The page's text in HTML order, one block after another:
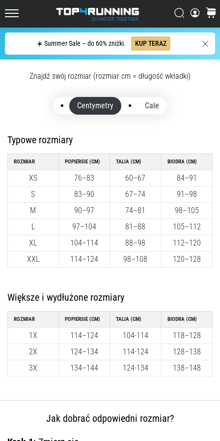
☀️ Summer Sale – do 60% zniżki. KUP TERAZ
Szukaj
Szukaj
Boli,
warto!
przynosi
•
Bieg
wahadłowy
i
beep
Czym
są
je
wykonywać?
W
praktyce
shuttle
run
testuje
szybkość,
zwinność
go
Znajdź swój rozmiar (rozmiar cm = długość wkładki)
Centymetry Cale
Typowe rozmiary
ROZMIAR
XS
S
M
L
XL
XXL
POPIERSIE (CM)
76–83
83–90
90–97
97–104
104–114
114–124
TALIA (CM)
60–67
67–74
74–81
81–88
88–98
98–108
BIODRA (CM)
84–91
91–98
98–105
105–112
112–120
120–128
Większe i wydłużone rozmiary
ROZMIAR
1X
2X
3X
POPIERSIE (CM)
114–124
124–134
134–144
TALIA (CM)
104-114
114-124
124-134
BIODRA (CM)
118–128
128–138
138–148
Jak dobrać odpowiedni rozmiar?